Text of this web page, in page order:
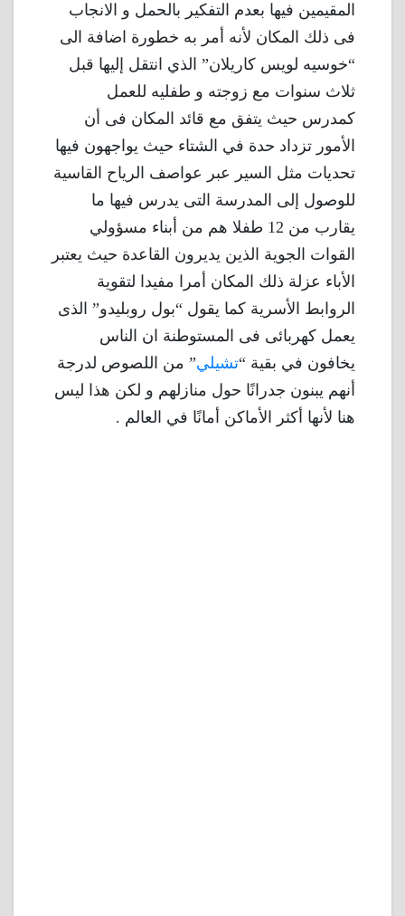
المقيمين فيها بعدم التفكير بالحمل و الانجاب
فى ذلك المكان لأنه أمر به خطورة اضافة الى
“خوسيه لويس كاريلان” الذي انتقل إليها قبل
ثلاث سنوات مع زوجته و طفليه للعمل
كمدرس حيث يتفق مع قائد المكان فى أن
الأمور تزداد حدة في الشتاء حيث يواجهون فيها
تحديات مثل السير عبر عواصف الرياح القاسية
للوصول إلى المدرسة التى يدرس فيها ما
يقارب من 12 طفلا هم من أبناء مسؤولي
القوات الجوية الذين يديرون القاعدة حيث يعتبر
الأباء عزلة ذلك المكان أمرا مفيدا لتقوية
الروابط الأسرية كما يقول “بول روبليدو” الذى
يعمل كهربائى فى المستوطنة ان الناس
يخافون في بقية “تشيلي” من اللصوص لدرجة
أنهم يبنون جدرانًا حول منازلهم و لكن هذا ليس
هنا لأنها أكثر الأماكن أمانًا في العالم .